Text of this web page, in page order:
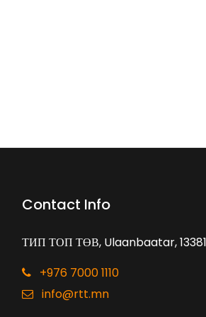
Contact Info
ТИП ТОП ТӨВ, Ulaanbaatar, 13381
+976 7000 1110
info@rtt.mn